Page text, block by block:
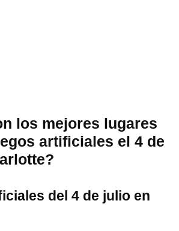
los mejores lugares
artificiales el 4 de
del 4 de julio en